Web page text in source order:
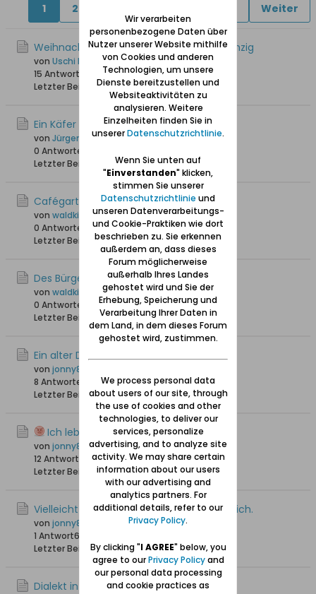
1 2 Weiter
Weihnachtliches - Vor Heilig Abend in Danzig
von Uschi Danziger
15 Antworten
20.369 Hits0 Likes
Letzter Beitrag23.12.2025, 11:56
Ein Käfer im Schilf
von Jürgen_W
0 Antworten
Letzter Beitrag
25.05.2025, 18:49
Cafégarten Kirschberger in Ohra
von waldkind
0 Antworten
3.791 Hits0 Likes
Letzter Beitrag09.09.2024, 16:59
Des Bürgermeister Czirenbergs Garten
von waldkind
0 Antworten
2.046 Hits0 Likes
Letzter Beitrag
07.09.2024, 11:28
Ein alter Danziger
von jonny810
8 Antworten
5.048 Hits0 Likes
Letzter Beitrag23.04.2024, 20:54
Ich lebe noch – und das ist gut!
von jonny810
12 Antworten
3.708 Hits0 Likes
Letzter Beitrag21.04.2024, 18:42
Vielleicht heute recht zeitgemäß-denke ich.
von jonny810
1 Antwort6.615 Hits
Letzter Beitrag 12.04.2024, 18:11
Dialekt in Danzig
Wir verarbeiten
personenbezogene Daten über
Nutzer unserer Website mithilfe
von Cookies und anderen
Technologien, um unsere
Dienste bereitzustellen und
Websiteaktivitäten zu
analysieren. Weitere
Einzelheiten finden Sie in
unsererDatenschutzrichtlinie.
Wenn Sie unten auf
"Einverstanden" klicken,
stimmen Sie unserer
Datenschutzrichtlinie und
unseren Datenverarbeitungs-
und Cookie-Praktiken wie dort
beschrieben zu. Sie erkennen
außerdem an, dass dieses
Forum möglicherweise
außerhalb Ihres Landes
gehostet wird und Sie der
Erhebung, Speicherung und
Verarbeitung Ihrer Daten in
dem Land, in dem dieses Forum
gehostet wird, zustimmen.
We process personal data
about users of our site, through
the use of cookies and other
technologies, to deliver our
services, personalize
advertising, and to analyze site
activity. We may share certain
information about our users
with our advertising and
analytics partners. For
additional details, refer to our
Privacy Policy.
By clicking "I AGREE" below, you
agree to ourPrivacy Policyand
our personal data processing
and cookie practices as